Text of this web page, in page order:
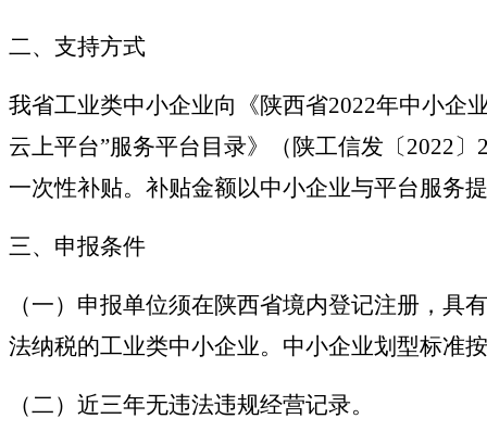
二、支持方式
我省工业类中小企业向《陕西省2022年中小企
云上平台”服务平台目录》（陕工信发〔2022
一次性补贴。补贴金额以中小企业与平台服务
三、申报条件
（一）申报单位须在陕西省境内登记注册，
法纳税的工业类中小企业。中小企业划型标准
（二）近三年无违法违规经营记录。